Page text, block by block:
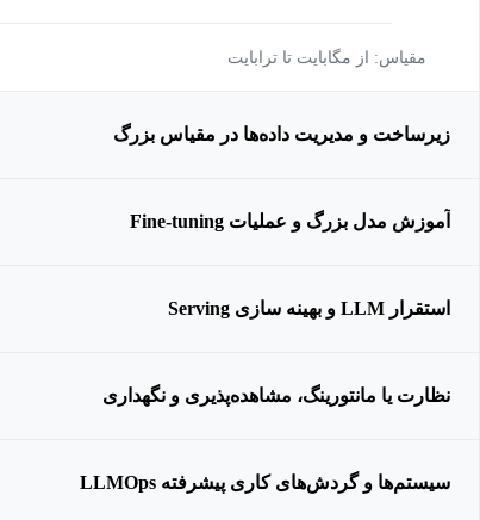
مقیاس: از مگابایت تا ترابایت
زیرساخت و مدیریت داده‌ها در مقیاس بزرگ
آموزش مدل بزرگ و عملیات Fine-tuning
استقرار LLM و بهینه سازی Serving
نظارت یا مانتورینگ، مشاهده‌پذیری و نگهداری
سیستم‌ها و گردش‌های کاری پیشرفته LLMOps